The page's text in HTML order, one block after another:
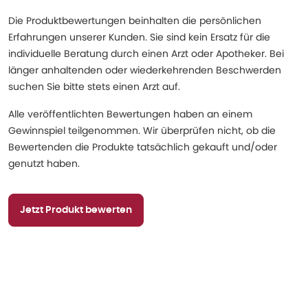
Die Produktbewertungen beinhalten die persönlichen
Erfahrungen unserer Kunden. Sie sind kein Ersatz für die
individuelle Beratung durch einen Arzt oder Apotheker. Bei
länger anhaltenden oder wiederkehrenden Beschwerden
suchen Sie bitte stets einen Arzt auf.
Alle veröffentlichten Bewertungen haben an einem
Gewinnspiel teilgenommen. Wir überprüfen nicht, ob die
Bewertenden die Produkte tatsächlich gekauft und/oder
genutzt haben.
Jetzt Produkt bewerten